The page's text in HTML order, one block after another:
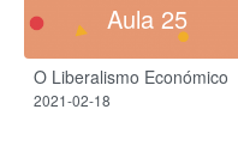
Aula 25
O Liberalismo Económico
2021-02-18